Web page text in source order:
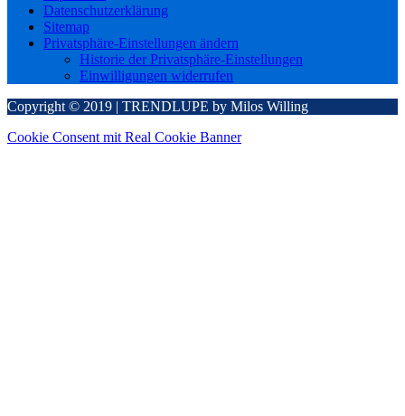
Datenschutzerklärung
Sitemap
Privatsphäre-Einstellungen ändern
Historie der Privatsphäre-Einstellungen
Einwilligungen widerrufen
Copyright © 2019 | TRENDLUPE by Milos Willing
Cookie Consent mit Real Cookie Banner